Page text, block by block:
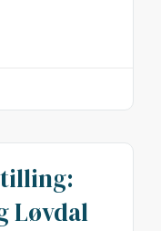
Løvdal